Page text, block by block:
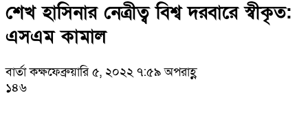
শেখ হাসিনার নেত্রীত্ব বিশ্ব দরবারে স্বীকৃত:
এসএম কামাল
বার্তা কক্ষফেব্রুয়ারি ৫, ২০২২ ৭:৫৯ অপরাহ্ণ
১৪৬